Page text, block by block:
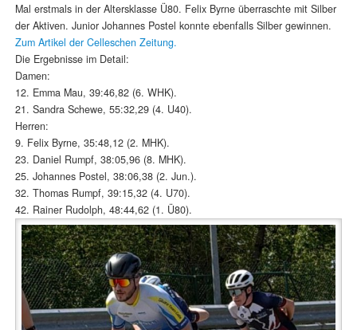
Mal erstmals in der Altersklasse Ü80. Felix Byrne überraschte mit Silber
der Aktiven. Junior Johannes Postel konnte ebenfalls Silber gewinnen.
Zum Artikel der Celleschen Zeitung.
Die Ergebnisse im Detail:
Damen:
12. Emma Mau, 39:46,82 (6. WHK).
21. Sandra Schewe, 55:32,29 (4. U40).
Herren:
9. Felix Byrne, 35:48,12 (2. MHK).
23. Daniel Rumpf, 38:05,96 (8. MHK).
25. Johannes Postel, 38:06,38 (2. Jun.).
32. Thomas Rumpf, 39:15,32 (4. U70).
42. Rainer Rudolph, 48:44,62 (1. Ü80).